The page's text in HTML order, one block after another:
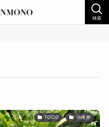
検索
FOOD 沖縄県